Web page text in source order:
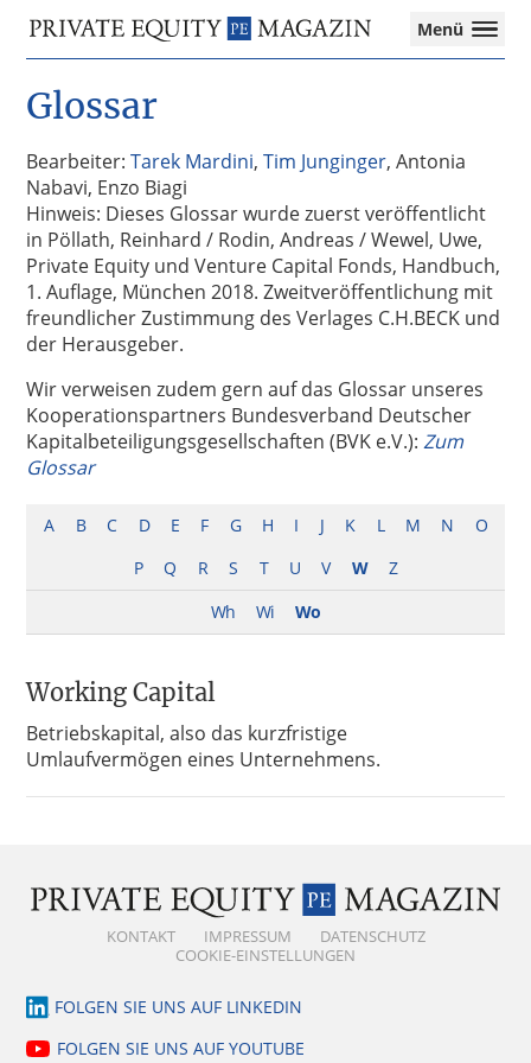
Hauptnavigation
springen
Inhalt
springen
Private
Equity
Das
für
Private
Equity-
Branche
–
Investment
Funds
I
M&A
Tax
Menü
Glossar
Bearbeiter:Tarek Mardini,Tim Junginger, Antonia
Nabavi, Enzo Biagi
Hinweis: Dieses Glossar wurde zuerst veröffentlicht
in Pöllath, Reinhard / Rodin, Andreas / Wewel, Uwe,
Private Equity und Venture Capital Fonds, Handbuch,
1. Auflage, München 2018. Zweitveröffentlichung mit
freundlicher Zustimmung des Verlages C.H.BECK und
der Herausgeber.
Wir verweisen zudem gern auf das Glossar unseres
Kooperationspartners Bundesverband Deutscher
Kapitalbeteiligungsgesellschaften (BVK e.V.):Zum
Glossar
A B C D E F G H I J K L M N
O
P
Q R S T U V W
Z
Wh
Wi Wo
Working Capital
Betriebskapital, also das kurzfristige
Umlaufvermögen eines Unternehmens.
KONTAKT IMPRESSUM
DATENSCHUTZ
COOKIE-EINSTELLUNGEN
FOLGEN SIE UNS AUF LINKEDIN
FOLGEN SIE UNS AUF YOUTUBE